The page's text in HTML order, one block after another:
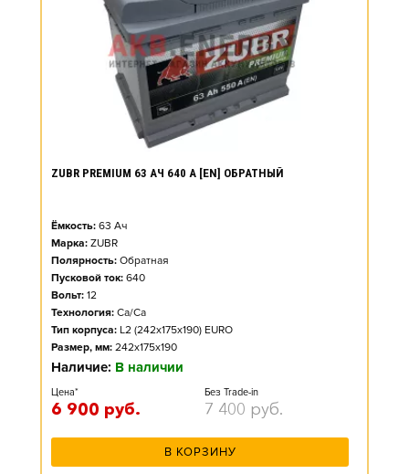
ZUBR PREMIUM 63 АЧ 640 А [EN] ОБРАТНЫЙ
Ёмкость: 63 Ач
Марка: ZUBR
Полярность: Обратная
Пусковой ток: 640
Вольт: 12
Технология: Ca/Ca
Тип корпуса: L2 (242x175x190) EURO
Размер, мм: 242x175x190
Наличие: В наличии
Цена*
6 900 руб.
Без Trade-in
7 400 руб.
В КОРЗИНУ